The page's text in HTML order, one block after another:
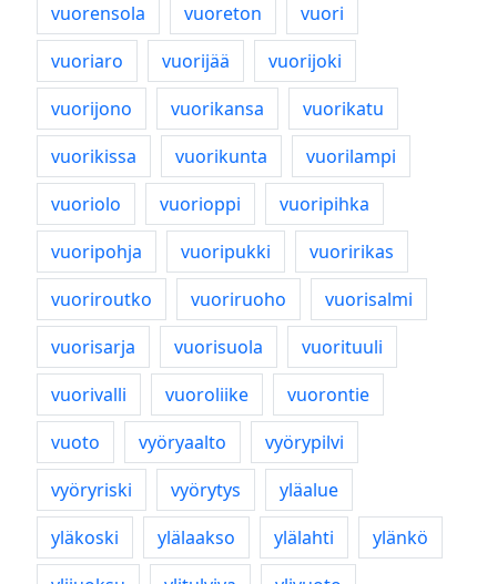
vuorensola
vuoreton
vuori
vuoriaro
vuorijää
vuorijoki
vuorijono
vuorikansa
vuorikatu
vuorikissa
vuorikunta
vuorilampi
vuoriolo
vuorioppi
vuoripihka
vuoripohja
vuoripukki
vuoririkas
vuoriroutko
vuoriruoho
vuorisalmi
vuorisarja
vuorisuola
vuorituuli
vuorivalli
vuoroliike
vuorontie
vuoto
vyöryaalto
vyörypilvi
vyöryriski
vyörytys
yläalue
yläkoski
ylälaakso ylälahti
ylänkö